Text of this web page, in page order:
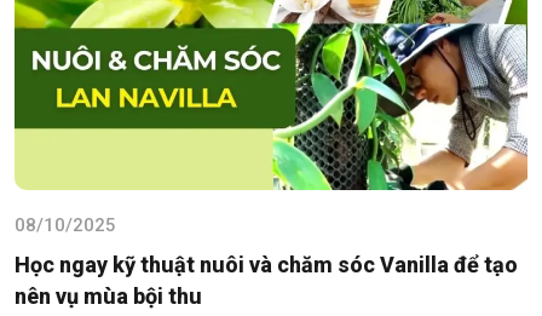
08/10/2025
Học ngay kỹ thuật nuôi và chăm sóc Vanilla để tạo
nên vụ mùa bội thu